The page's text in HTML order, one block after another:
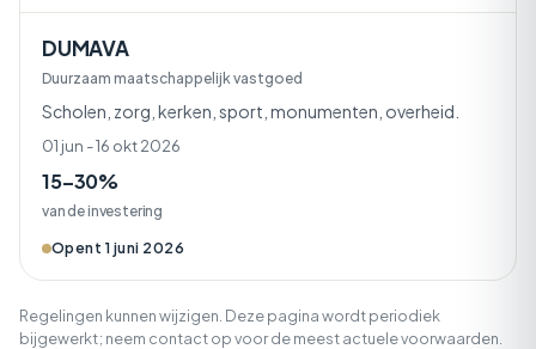
DUMAVA
Duurzaam maatschappelijk vastgoed
Scholen, zorg, kerken, sport, monumenten, overheid.
01 jun - 16 okt 2026
15–30%
van de investering
Opent 1 juni 2026
Regelingen kunnen wijzigen. Deze pagina wordt periodiek
bijgewerkt; neem contact op voor de meest actuele voorwaarden.